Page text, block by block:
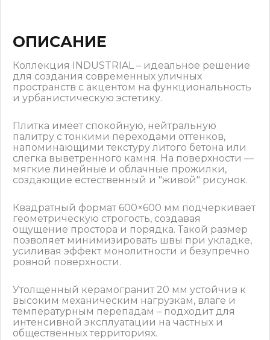
ОПИСАНИЕ
Коллекция INDUSTRIAL – идеальное решение
для создания современных уличных
пространств с акцентом на функциональность
и урбанистическую эстетику.
Плитка имеет спокойную, нейтральную
палитру с тонкими переходами оттенков,
напоминающими текстуру литого бетона или
слегка выветренного камня. На поверхности —
мягкие линейные и облачные прожилки,
создающие естественный и "живой" рисунок.
Квадратный формат 600×600 мм подчеркивает
геометрическую строгость, создавая
ощущение простора и порядка. Такой размер
позволяет минимизировать швы при укладке,
усиливая эффект монолитности и безупречно
ровной поверхности.
Утолщенный керамогранит 20 мм устойчив к
высоким механическим нагрузкам, влаге и
температурным перепадам – подходит для
интенсивной эксплуатации на частных и
общественных территориях.